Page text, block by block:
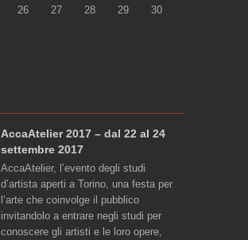
26 27 28 29
30
AccaAtelier 2017 – dal 22 al 24
settembre 2017
AccaAtelier, l’evento degli studi
d’artista aperti a Torino, una festa per
l’arte che coinvolge il pubblico
invitandolo a entrare negli studi per
conoscere gli artisti e le loro opere,